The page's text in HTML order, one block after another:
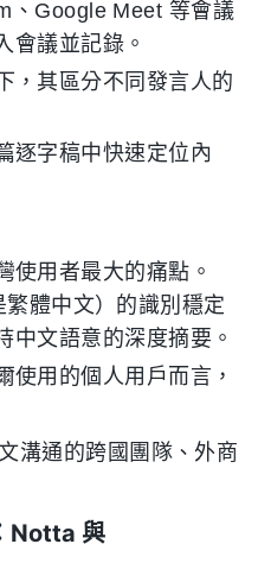
、Google Meet 等會議
會議並記錄。
，其區分不同發言人的
逐字稿中快速定位內
使用者最大的痛點。
體中文）的識別穩定
中文語意的深度摘要。
使用的個人用戶而言，
溝通的跨國團隊、外商
Notta 與